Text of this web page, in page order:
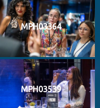
MPH03364
MPH03539